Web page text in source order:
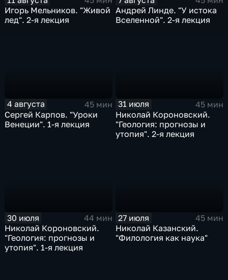
Игорь Мельников. "Живой
лед". 2-я лекция
Андрей Линде. "У истока
Вселенной". 2-я лекция
4 августа
45 мин
Сергей Карпов. "Уроки
Венеции". 1-я лекция
31 июля
45 мин
Николай Короновский.
"Геология: прогнозы и
утопия". 2-я лекция
30 июля
44 мин
Николай Короновский.
"Геология: прогнозы и
утопия". 1-я лекция
27 июля
45 мин
Николай Казанский.
"Филология как наука"